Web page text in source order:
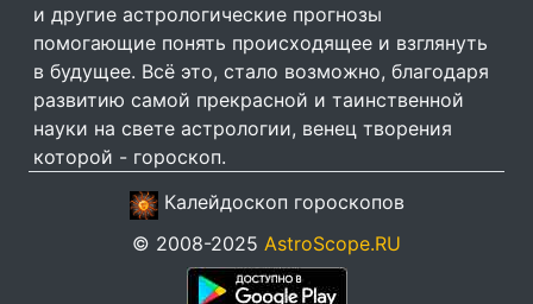
и другие астрологические прогнозы
помогающие понять происходящее и взглянуть
в будущее. Всё это, стало возможно, благодаря
развитию самой прекрасной и таинственной
науки на свете астрологии, венец творения
которой - гороскоп.
Калейдоскоп гороскопов
© 2008-2025 AstroScope.RU